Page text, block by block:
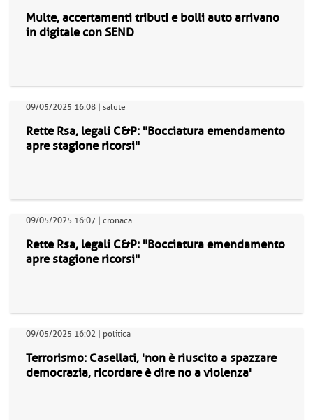
Multe, accertamenti tributi e bolli auto arrivano
in digitale con SEND
09/05/2025 16:08 | salute
Rette Rsa, legali C&P: "Bocciatura emendamento
apre stagione ricorsi"
09/05/2025 16:07 | cronaca
Rette Rsa, legali C&P: "Bocciatura emendamento
apre stagione ricorsi"
09/05/2025 16:02 | politica
Terrorismo: Casellati, 'non è riuscito a spazzare
democrazia, ricordare è dire no a violenza'